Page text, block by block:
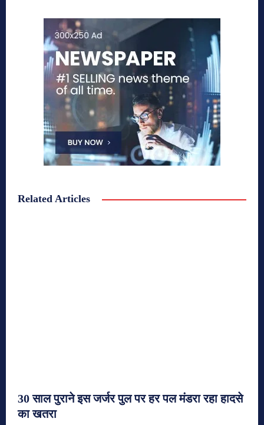
Related Articles
30 साल पुराने इस जर्जर पुल पर हर पल मंडरा रहा हादसे
का खतरा